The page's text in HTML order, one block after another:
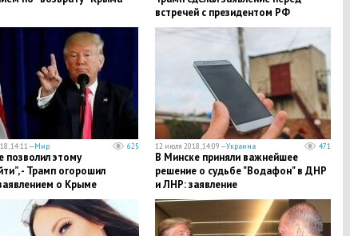
встречей с президентом РФ
14:11 —Мир 625
позволил этому
- Трамп огорошил
о Крыме
12 июля 2018, 14:09 —Украина 471
В Минске приняли важнейшее
решение о судьбе "Водафон" в ДНР
и ЛНР: заявление